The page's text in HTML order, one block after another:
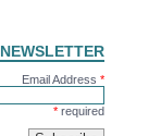
NEWSLETTER
Email Address *
*required